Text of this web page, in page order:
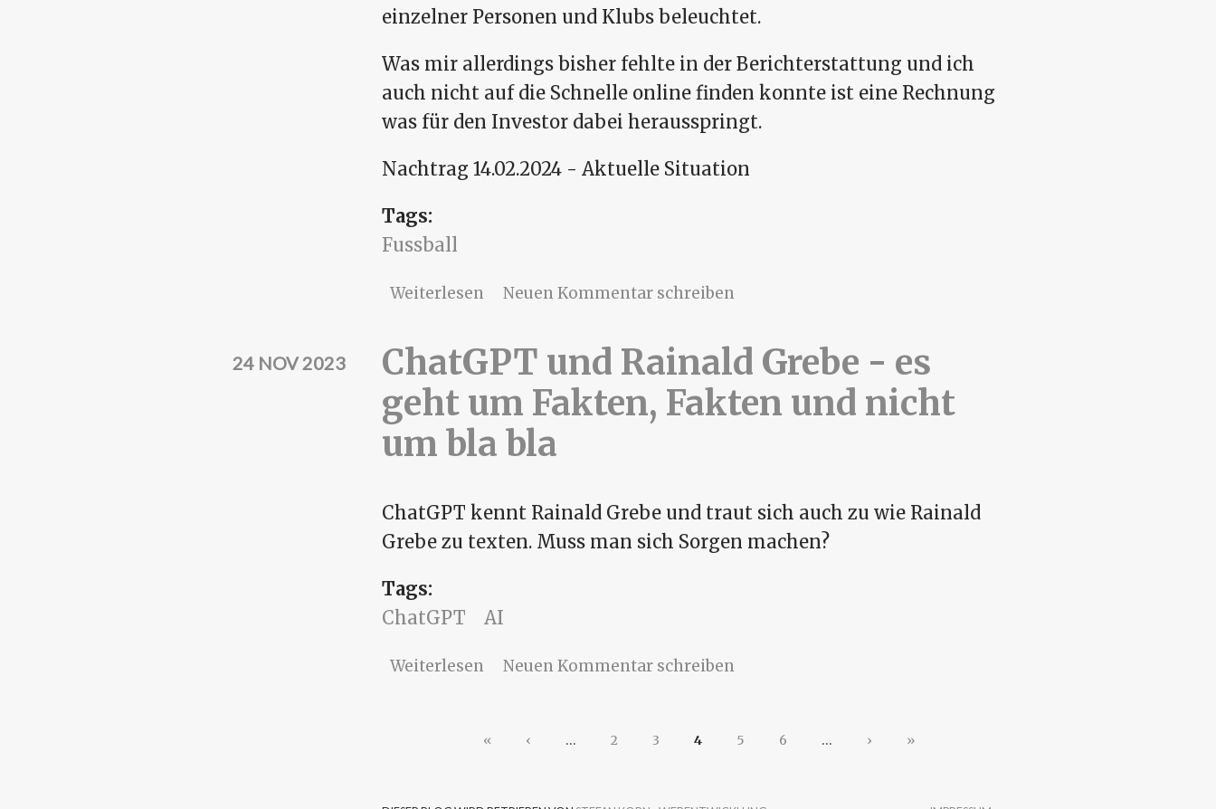
einzelner Personen und Klubs beleuchtet.
Was mir allerdings bisher fehlte in der Berichterstattung und ich
auch nicht auf die Schnelle online finden konnte ist eine Rechnung
was für den Investor dabei herausspringt.
Nachtrag 14.02.2024 - Aktuelle Situation
Tags:
Fussball
Weiterlesen über Investoren-Deal DFL - WTF
Neuen Kommentar schreiben
ChatGPT und Rainald Grebe - es
geht um Fakten, Fakten und nicht
um bla bla
24 NOV 2023
ChatGPT kennt Rainald Grebe und traut sich auch zu wie Rainald
Grebe zu texten. Muss man sich Sorgen machen?
Tags:
ChatGPT
AI
Weiterlesen über ChatGPT und Rainald Grebe - es geht um Fakten, Fakten und
Neuen Kommentar schreiben
Seiten« ‹ … 2 3 4 5 6 … › »